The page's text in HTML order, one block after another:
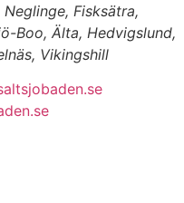
Fisksätra,
Boo, Älta, Hedvigslund,
Vikingshill